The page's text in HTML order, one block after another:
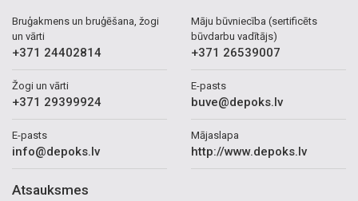
Bruģakmens un bruģēšana, žogi
un vārti
+371 24402814
Žogi un vārti
+371 29399924
E-pasts
info@depoks.lv
Māju būvniecība (sertificēts
būvdarbu vadītājs)
+371 26539007
E-pasts
buve@depoks.lv
Mājaslapa
http://www.depoks.lv
Atsauksmes